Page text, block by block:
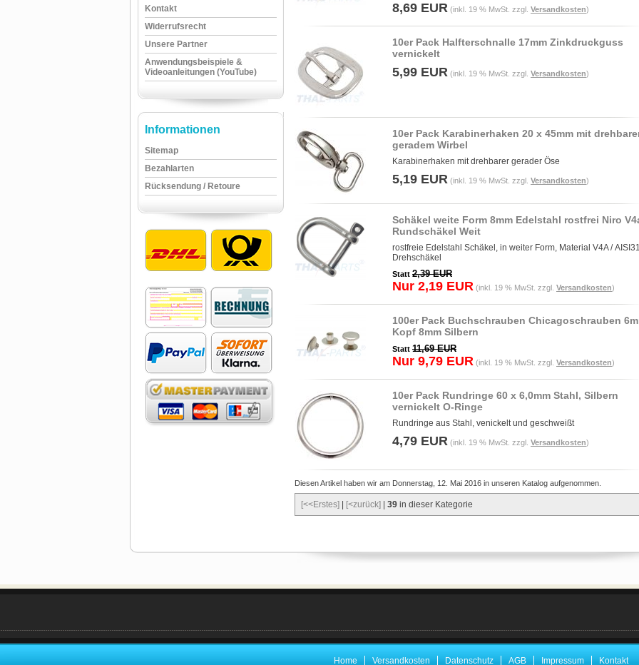
Kontakt
Widerrufsrecht
Unsere Partner
Anwendungsbeispiele &
Videoanleitungen (YouTube)
Informationen
Sitemap
Bezahlarten
Rücksendung / Retoure
8,69 EUR (inkl. 19 % MwSt. zzgl. Versandkosten)
10er Pack Halfterschnalle 17mm Zinkdruckguss
vernickelt
5,99 EUR (inkl. 19 % MwSt. zzgl. Versandkosten)
10er Pack Karabinerhaken 20 x 45mm mit
geradem Wirbel
Karabinerhaken mit drehbarer gerader Öse
5,19 EUR (inkl. 19 % MwSt. zzgl. Versandkosten)
Schäkel weite Form 8mm Edelstahl rostfrei Niro
Rundschäkel Weit
rostfreie Edelstahl Schäkel, in weiter Form, Material V4A /
Drehschäkel
Statt 2,39 EUR
Nur 2,19 EUR (inkl. 19 % MwSt. zzgl. Versandkosten)
100er Pack Buchschrauben Chicagoschrauben
Kopf 8mm Silbern
Statt 11,69 EUR
Nur 9,79 EUR (inkl. 19 % MwSt. zzgl. Versandkosten)
10er Pack Rundringe 60 x 6,0mm Stahl, Silbern
vernickelt O-Ringe
Rundringe aus Stahl, venickelt und geschweißt
4,79 EUR (inkl. 19 % MwSt. zzgl. Versandkosten)
Diesen Artikel haben wir am Donnerstag, 12. Mai 2016 in unseren Katalog aufgenommen.
[<<Erstes] [<zurück] 39 in dieser Kategorie
Home Versandkosten Datenschutz AGB Impressum Kontakt